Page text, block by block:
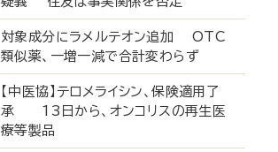
対象成分にラメルテオン追加 OTC
類似薬、一増一減で合計変わらず
【中医協】テロメライシン、保険適用了
承 13日から、オンコリスの再生医
療等製品